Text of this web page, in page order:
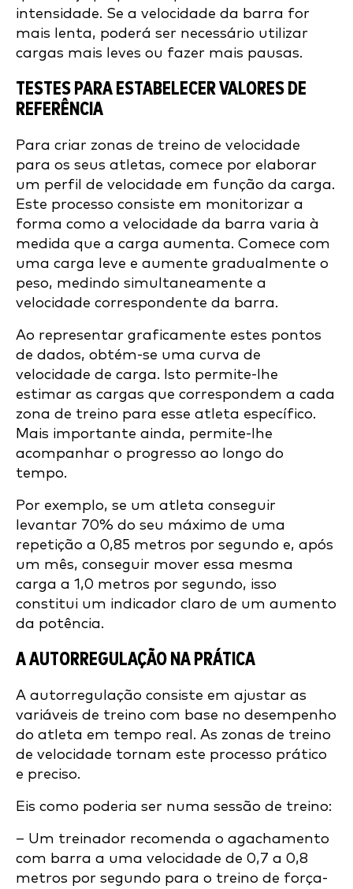
intensidade. Se a velocidade da barra for
mais lenta, poderá ser necessário utilizar
cargas mais leves ou fazer mais pausas.
TESTES PARA ESTABELECER VALORES DE
REFERÊNCIA
Para criar zonas de treino de velocidade
para os seus atletas, comece por elaborar
um perfil de velocidade em função da carga.
Este processo consiste em monitorizar a
forma como a velocidade da barra varia à
medida que a carga aumenta. Comece com
uma carga leve e aumente gradualmente o
peso, medindo simultaneamente a
velocidade correspondente da barra.
Ao representar graficamente estes pontos
de dados, obtém-se uma curva de
velocidade de carga. Isto permite-lhe
estimar as cargas que correspondem a cada
zona de treino para esse atleta específico.
Mais importante ainda, permite-lhe
acompanhar o progresso ao longo do
tempo.
Por exemplo, se um atleta conseguir
levantar 70% do seu máximo de uma
repetição a 0,85 metros por segundo e, após
um mês, conseguir mover essa mesma
carga a 1,0 metros por segundo, isso
constitui um indicador claro de um aumento
da potência.
A AUTORREGULAÇÃO NA PRÁTICA
A autorregulação consiste em ajustar as
variáveis de treino com base no desempenho
do atleta em tempo real. As zonas de treino
de velocidade tornam este processo prático
e preciso.
Eis como poderia ser numa sessão de treino:
– Um treinador recomenda o agachamento
com barra a uma velocidade de 0,7 a 0,8
metros por segundo para o treino de força-